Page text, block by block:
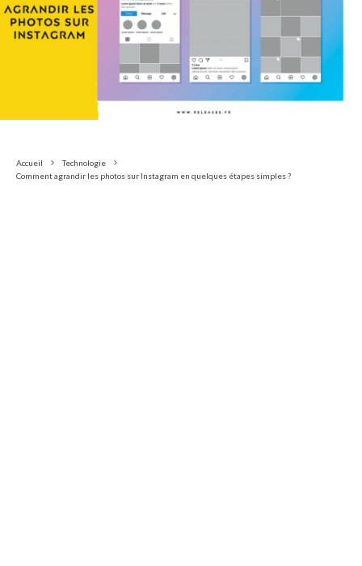
Accueil
Technologie
Comment agrandir les photos sur Instagram en quelques étapes simples ?